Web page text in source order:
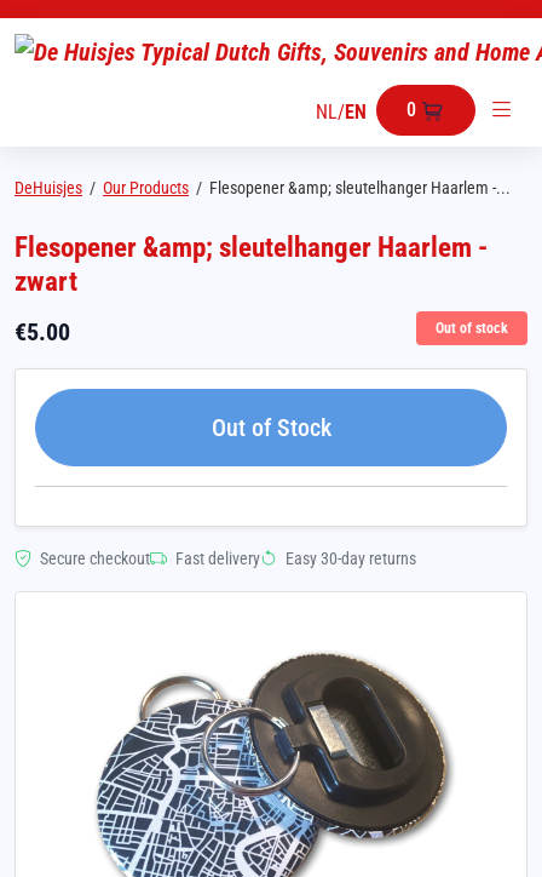
NL/EN 0
DeHuisjes / Our Products / Flesopener &amp; sleutelhanger Haarlem -...
Flesopener &amp; sleutelhanger Haarlem -
zwart
€5.00 Out of stock
Out of Stock
Secure checkout Fast delivery Easy 30-day returns